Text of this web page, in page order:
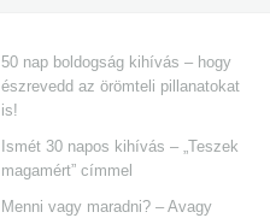
50 nap boldogság kihívás – hogy
észrevedd az örömteli pillanatokat
is!
Ismét 30 napos kihívás – „Teszek
magamért” címmel
Menni vagy maradni? – Avagy